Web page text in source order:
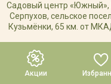
Акции
Садовый центр «Южный»,
Серпухов, сельское
Кузьмёнки, 65 км. от